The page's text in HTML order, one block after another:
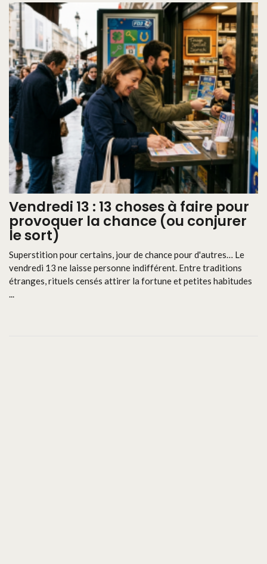
Vendredi 13 : 13 choses à faire pour
provoquer la chance (ou conjurer
le sort)
Superstition pour certains, jour de chance pour d'autres… Le
vendredi 13 ne laisse personne indifférent. Entre traditions
étranges, rituels censés attirer la fortune et petites habitudes